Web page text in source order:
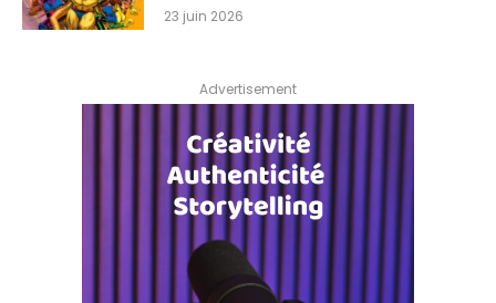
23 juin 2026
Advertisement